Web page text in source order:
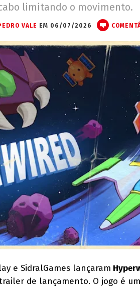
limitando o movimento.
VALE EM 06/07/2026
e SidralGames lançaram
de lançamento. O jogo é